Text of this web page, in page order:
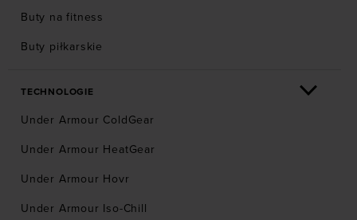
Buty na fitness
Buty piłkarskie
TECHNOLOGIE
Under Armour ColdGear
Under Armour HeatGear
Under Armour Hovr
Under Armour Iso-Chill